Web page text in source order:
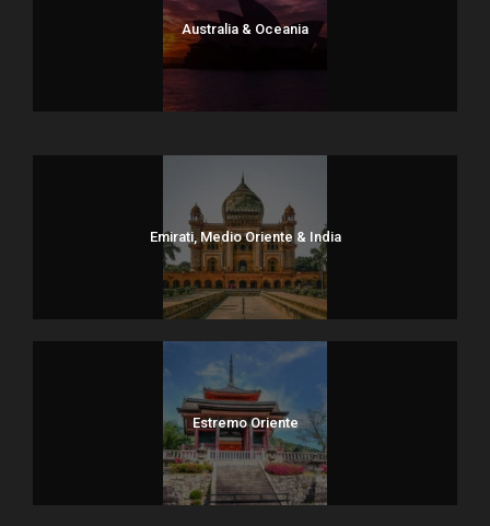
Australia & Oceania
Emirati, Medio Oriente & India
Estremo Oriente